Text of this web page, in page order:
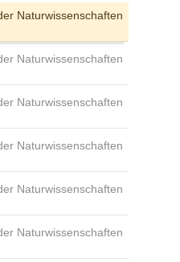
Naturwissenschaften
Naturwissenschaften
Naturwissenschaften
Naturwissenschaften
Naturwissenschaften
Naturwissenschaften